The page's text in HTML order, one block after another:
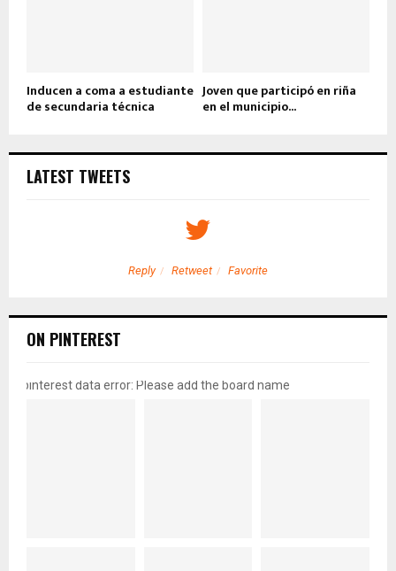
Inducen a coma a estudiante
de secundaria técnica
Joven que participó en riña
en el municipio...
LATEST TWEETS
Reply Retweet Favorite
ON PINTEREST
pinterest data error: Please add the board name